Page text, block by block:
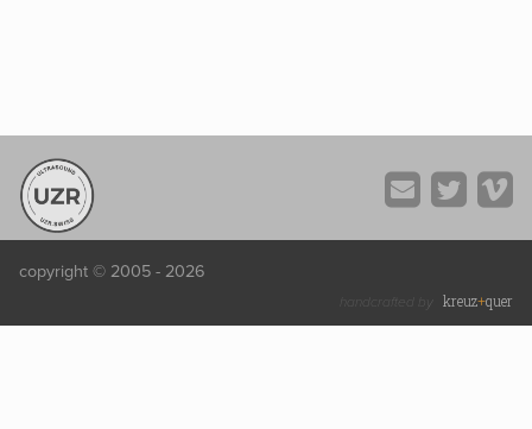
copyright © 2005 - 2026
handcrafted by kreuz+quer